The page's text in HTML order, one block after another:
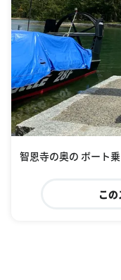
智恩寺の奥の ボート
こ